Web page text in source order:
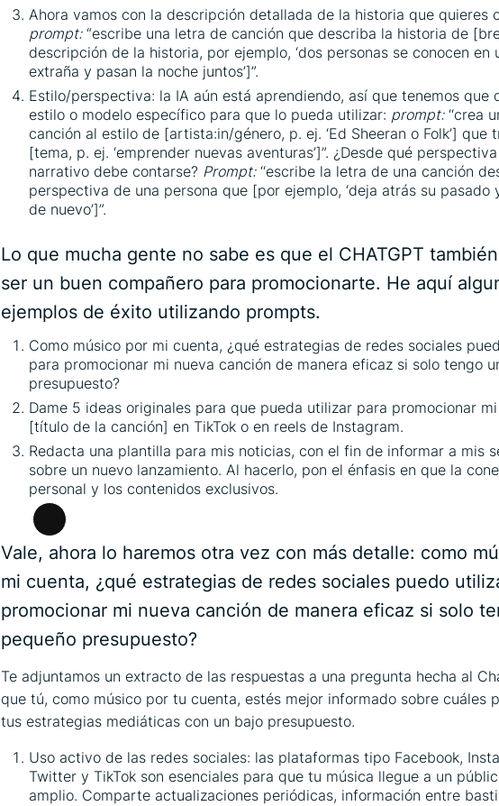
Ahora vamos con la descripción detallada de la historia que quieres
prompt:“escribe una letra de canción que describa la historia de
descripción de la historia, por ejemplo, ‘dos personas se conocen en
extraña y pasan la noche juntos’]”.
Estilo/perspectiva: la IA aún está aprendiendo, así que tenemos que
estilo o modelo específico para que lo pueda utilizar: prompt:‘‘crea
canción al estilo de [artista:in/género, p. ej. ‘Ed Sheeran o Folk’] que
[tema, p. ej. ‘emprender nuevas aventuras’]”. ¿Desde qué
narrativo debe contarse? Prompt:‘‘escribe la letra de una canción
perspectiva de una persona que [por ejemplo, ‘deja atrás su pasado
de nuevo’]”.
Lo que mucha gente no sabe es que el CHATGPT
ser un buen compañero para promocionarte. He aquí
ejemplos de éxito utilizando prompts.
Como músico por mi cuenta, ¿qué estrategias de redes sociales
para promocionar mi nueva canción de manera eficaz si solo tengo
presupuesto?
Dame 5 ideas originales para que pueda utilizar para promocionar
[título de la canción] en TikTok o en reels de Instagram.
Redacta una plantilla para mis noticias, con el fin de informar a mis
sobre un nuevo lanzamiento. Al hacerlo, pon el énfasis en que la
personal y los contenidos exclusivos.
Larga
descripción
Vale, ahora lo haremos otra vez con más detalle: como
mi cuenta, ¿qué estrategias de redes sociales puedo
promocionar mi nueva canción de manera eficaz si solo
pequeño presupuesto?
Te adjuntamos un extracto de las respuestas a una pregunta hecha al
que tú, como músico por tu cuenta, estés mejor informado sobre cuáles
tus estrategias mediáticas con un bajo presupuesto.
Uso activo de las redes sociales: las plataformas tipo Facebook,
Twitter y TikTok son esenciales para que tu música llegue a un
amplio. Comparte actualizaciones periódicas, información entre